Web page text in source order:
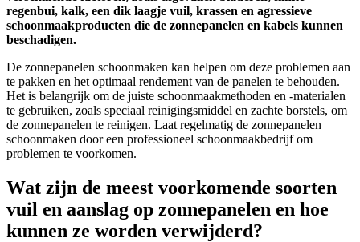
regenbui, kalk, een dik laagje vuil, krassen en agressieve
schoonmaakproducten die de zonnepanelen en kabels kunnen
beschadigen.
De zonnepanelen schoonmaken kan helpen om deze problemen aan
te pakken en het optimaal rendement van de panelen te behouden.
Het is belangrijk om de juiste schoonmaakmethoden en -materialen
te gebruiken, zoals speciaal reinigingsmiddel en zachte borstels, om
de zonnepanelen te reinigen. Laat regelmatig de zonnepanelen
schoonmaken door een professioneel schoonmaakbedrijf om
problemen te voorkomen.
Wat zijn de meest voorkomende soorten
vuil en aanslag op zonnepanelen en hoe
kunnen ze worden verwijderd?